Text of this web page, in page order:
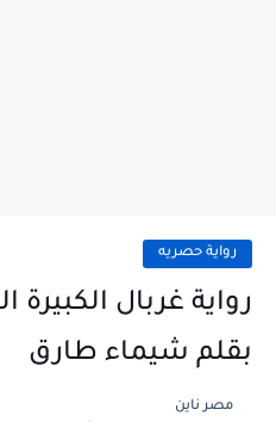
رواية حصريه
بقلم شيماء طارق
مصر ناين